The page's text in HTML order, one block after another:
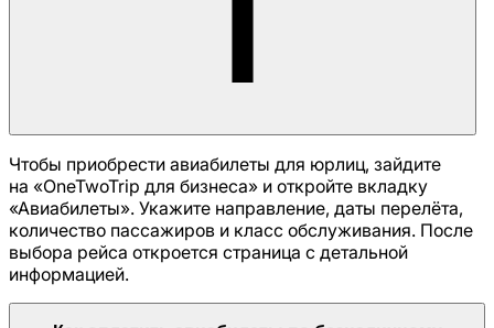
Чтобы приобрести авиабилеты для юрлиц, зайдите
на «OneTwoTrip для бизнеса» и откройте вкладку
«Авиабилеты». Укажите направление, даты перелёта,
количество пассажиров и класс обслуживания. После
выбора рейса откроется страница с детальной
информацией.